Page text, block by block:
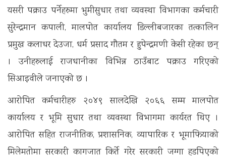
यसरी पक्राउ पर्नेहरुमा भुमीसुधार तथा व्यवस्था विभागका कर्मचारी
सुरेन्द्रमान कपाली, मालपोत कार्यालय डिल्लीबजारका तत्कालिन
प्रमुख कलाधर देउजा, धर्म प्रसाद गौतम र हुपेन्द्रमणी केसी रहेका छन्
। उनीहरुलाई राजधानीका विभिन्न ठाउँबाट पक्राउ गरिएको
सिआइवीले जनाएको छ ।
आरोपित कर्मचारीहरु २०४९ सालदेखि २०६६ सम्म मालपोत
कार्यालय र भूमि सुधार तथा व्यवस्था विभागमा कार्यरत थिए ।
आरोपित सहित राजनीतिक, प्रशासनिक, व्यापारिक र भूमाफियाको
मिलेमतोमा सरकारी कागजात किर्ते गरेर सरकारी जग्गा हडपिएको